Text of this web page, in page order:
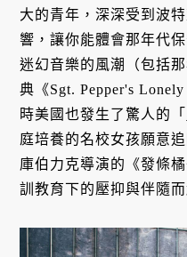
大的青年，深深受到波
響，讓你能體會那年代
迷幻音樂的風潮（包括
典《Sgt. Pepper's
時美國也發生了驚人的「
庭培養的名校女孩願意
庫伯力克導演的《發條
訓教育下的壓抑與伴隨而